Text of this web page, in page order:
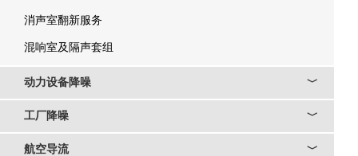
消声室翻新服务
混响室及隔声套组
﹀
动力设备降噪
﹀
工厂降噪
﹀
航空导流